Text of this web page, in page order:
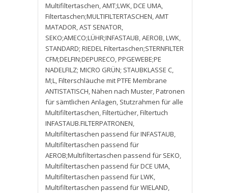
Multifiltertaschen,AMT;LWK,DCE UMA,
Filtertaschen;MULTIFILTERTASCHEN,AMT
MATADOR,AST SENATOR,
SEKO;AMECO;LÜHR;INFASTAUB,AEROB,LWK,
STANDARD; RIEDEL Filtertaschen;STERNFILTER
CFM;DELFIN;DEPURECO,PPGEWEBE;PE
NADELFILZ; MICRO GRÜN; STAUBKLASSE C,
M;L,Filterschläuche mit PTFE Membrane
ANTISTATISCH,Nähen nach Muster,Patronen
für sämtlichen Anlagen, Stutzrahmen für alle
Multifiltertaschen,Filtertücher,Filtertuch
INFASTAUB.FILTERPATRONEN,
Multifiltertaschen passend für INFASTAUB,
Multifiltertaschen passend für
AEROB;Multifiltertaschen passend für SEKO,
Multifiltertaschen passend für DCE UMA,
Multifiltertaschen passend für LWK,
Multifiltertaschen passend für WIELAND,